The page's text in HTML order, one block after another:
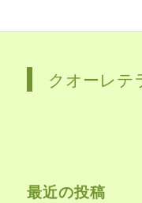
クオーレテ
最近の投稿